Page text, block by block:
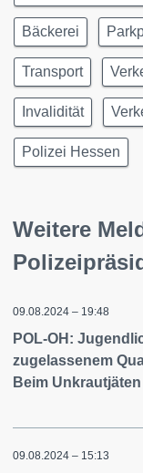
Bäckerei
Transport
Invalidität
Polizei Hessen
Weitere
09.08.2024 – 19:48
POL-OH:
zugelassenem
Beim
09.08.2024 – 15:13